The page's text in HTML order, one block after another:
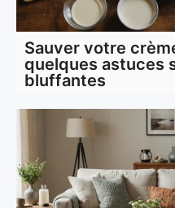
Sauver votre
quelques astuces
bluffantes